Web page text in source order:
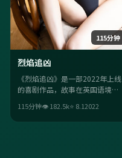
115分钟
烈焰追凶
《烈焰追凶》是一部2022年上线
的喜剧作品，故事在英国语境里
人物只能做出更艰难的选择。整
体镜头语言考究，适合一口气追
115分钟👁182.5k⭐ 8.12022